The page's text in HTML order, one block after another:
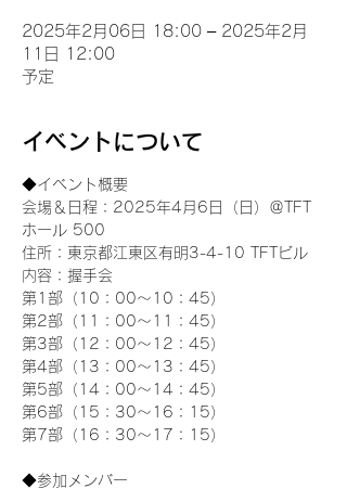
2025年2月06日 18:00 – 2025年2月
11日 12:00
予定
イベントについて
◆イベント概要
会場＆日程：2025年4月6日（日）＠TFT
ホール 500
住所：東京都江東区有明3-4-10 TFTビル
内容：握手会
第1部（10：00～10：45）
第2部（11：00～11：45）
第3部（12：00～12：45）
第4部（13：00～13：45）
第5部（14：00～14：45）
第6部（15：30～16：15）
第7部（16：30～17：15）
◆参加メンバー